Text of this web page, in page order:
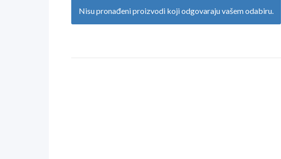
Nisu pronađeni proizvodi koji odgovaraju vašem odabiru.